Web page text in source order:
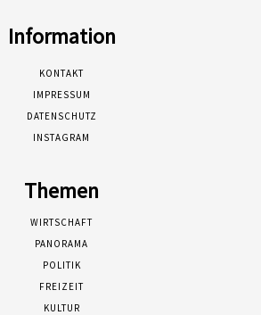
Information
KONTAKT
IMPRESSUM
DATENSCHUTZ
INSTAGRAM
Themen
WIRTSCHAFT
PANORAMA
POLITIK
FREIZEIT
KULTUR